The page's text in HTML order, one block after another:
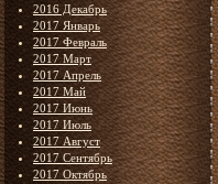
2016 Декабрь
2017 Январь
2017 Февраль
2017 Март
2017 Апрель
2017 Май
2017 Июнь
2017 Июль
2017 Август
2017 Сентябрь
2017 Октябрь